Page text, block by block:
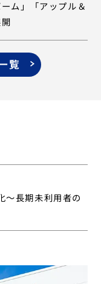
ム」「アップル＆
覧
～長期未利用者の